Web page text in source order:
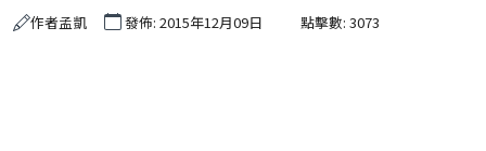
作者孟凱 發佈: 2015年12月09日 點擊數: 3073